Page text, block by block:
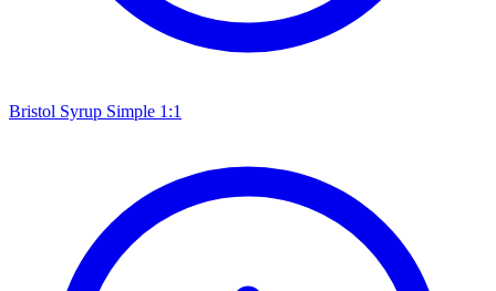
Bristol Syrup Simple 1:1